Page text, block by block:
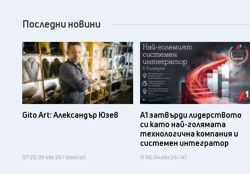
Последни новини
Gito Art: Александър Юзев
07:25, 09 авг 26 / Idealisti
А1 затвърди лидерството
си като най-голямата
технологична компания и
системен интегратор
11:56, 04 авг 26 / А1